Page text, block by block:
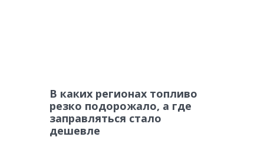
В каких регионах топливо
резко подорожало, а где
заправляться стало
дешевле